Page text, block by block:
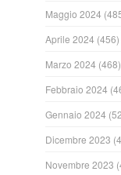
Maggio 2024
Aprile 2024 (456)
Marzo 2024 (468)
Febbraio 2024
Gennaio 2024
Dicembre 2023
Novembre 2023